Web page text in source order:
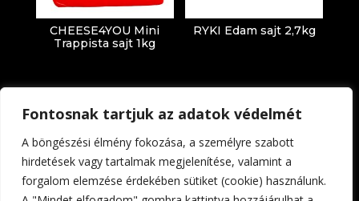
Fontosnak tartjuk az adatok védelmét
A böngészési élmény fokozása, a személyre szabott
hirdetések vagy tartalmak megjelenítése, valamint a
forgalom elemzése érdekében sütiket (cookie) használunk.
CHEESE4YOU Mini
Trappista sajt 1kg
RYKI Edam sajt 2,7kg
Impresszum Adatkezelési tájékoztató